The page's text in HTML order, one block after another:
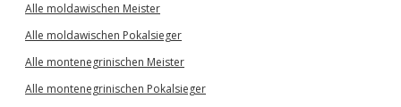
Alle moldawischen Meister
Alle moldawischen Pokalsieger
Alle montenegrinischen Meister
Alle montenegrinischen Pokalsieger